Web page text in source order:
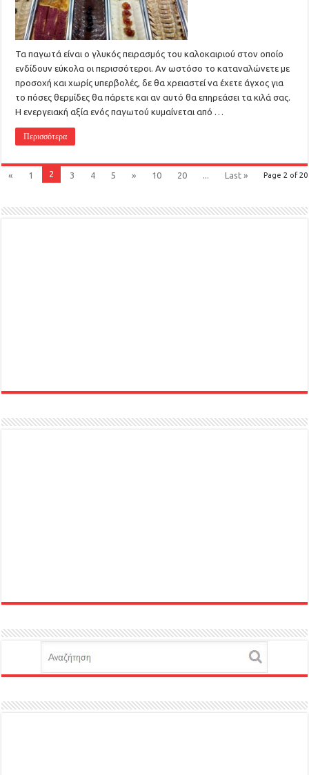
Τα παγωτά είναι ο γλυκός πειρασμός του καλοκαιριού στον οποίο
ενδίδουν εύκολα οι περισσότεροι. Αν ωστόσο το καταναλώνετε με
προσοχή και χωρίς υπερβολές, δε θα χρειαστεί να έχετε άγχος για
το πόσες θερμίδες θα πάρετε και αν αυτό θα επηρεάσει τα κιλά σας.
Η ενεργειακή αξία ενός παγωτού κυμαίνεται από …
Περισσότερα
Page 2 of 20
« 1 2 3 4 5 » 10 20 ... Last »